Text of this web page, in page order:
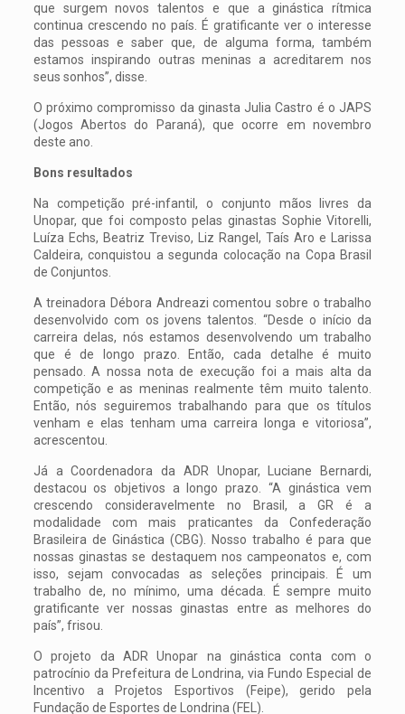
que surgem novos talentos e que a ginástica rítmica
continua crescendo no país. É gratificante ver o interesse
das pessoas e saber que, de alguma forma, também
estamos inspirando outras meninas a acreditarem nos
seus sonhos”, disse.
O próximo compromisso da ginasta Julia Castro é o JAPS
(Jogos Abertos do Paraná), que ocorre em novembro
deste ano.
Bons resultados
Na competição pré-infantil, o conjunto mãos livres da
Unopar, que foi composto pelas ginastas Sophie Vitorelli,
Luíza Echs, Beatriz Treviso, Liz Rangel, Taís Aro e Larissa
Caldeira, conquistou a segunda colocação na Copa Brasil
de Conjuntos.
A treinadora Débora Andreazi comentou sobre o trabalho
desenvolvido com os jovens talentos. “Desde o início da
carreira delas, nós estamos desenvolvendo um trabalho
que é de longo prazo. Então, cada detalhe é muito
pensado. A nossa nota de execução foi a mais alta da
competição e as meninas realmente têm muito talento.
Então, nós seguiremos trabalhando para que os títulos
venham e elas tenham uma carreira longa e vitoriosa”,
acrescentou.
Já a Coordenadora da ADR Unopar, Luciane Bernardi,
destacou os objetivos a longo prazo. “A ginástica vem
crescendo consideravelmente no Brasil, a GR é a
modalidade com mais praticantes da Confederação
Brasileira de Ginástica (CBG). Nosso trabalho é para que
nossas ginastas se destaquem nos campeonatos e, com
isso, sejam convocadas as seleções principais. É um
trabalho de, no mínimo, uma década. É sempre muito
gratificante ver nossas ginastas entre as melhores do
país”, frisou.
O projeto da ADR Unopar na ginástica conta com o
patrocínio da Prefeitura de Londrina, via Fundo Especial de
Incentivo a Projetos Esportivos (Feipe), gerido pela
Fundação de Esportes de Londrina (FEL).